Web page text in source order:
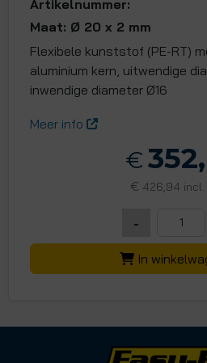
Artikelnummer:
Maat: Ø 20 x 2 mm
Flexibele kunststof (PE-RT)
aluminium kern, uitwendige
inwendige diameter Ø16
Meer info
€ 352,
€ 426,94 incl.
-
In